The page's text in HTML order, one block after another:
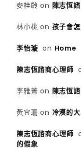
麥桂齡 on 陳志恆
林小桃 on 孩子會
李怡璇 on Home
陳志恆諮商心理師
李雅菁 on 陳志恆
黃宜珊 on 冷漠的
陳志恆諮商心理師
的假象